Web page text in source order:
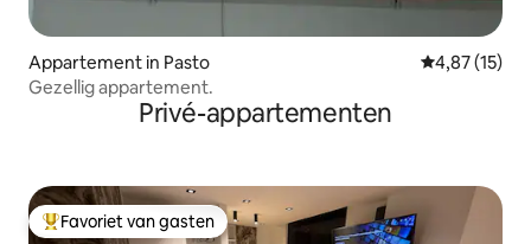
Appartement in Pasto Gemiddelde
4,87 (15)
Gezellig appartement.
Privé-appartementen
Topfavoriet van gasten
Favoriet van gasten